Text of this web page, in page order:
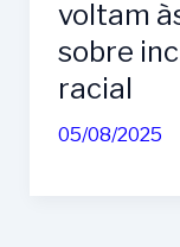
voltam
sobre
racial
05/08/2025